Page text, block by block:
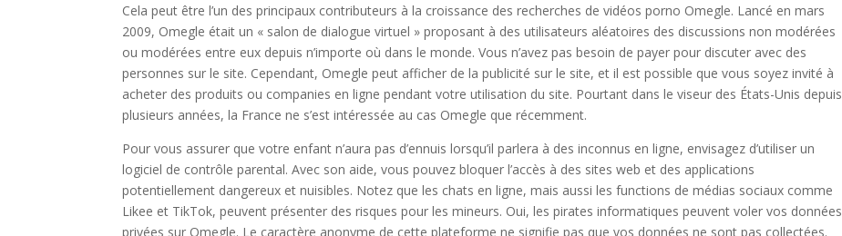
Cela peut être l’un des principaux contributeurs à la croissance des recherches de vidéos porno Omegle. Lancé en mars
2009, Omegle était un « salon de dialogue virtuel » proposant à des utilisateurs aléatoires des discussions non modérées
ou modérées entre eux depuis n’importe où dans le monde. Vous n’avez pas besoin de payer pour discuter avec des
personnes sur le site. Cependant, Omegle peut afficher de la publicité sur le site, et il est possible que vous soyez invité à
acheter des produits ou companies en ligne pendant votre utilisation du site. Pourtant dans le viseur des États-Unis depuis
plusieurs années, la France ne s’est intéressée au cas Omegle que récemment.
Pour vous assurer que votre enfant n’aura pas d’ennuis lorsqu’il parlera à des inconnus en ligne, envisagez d’utiliser un
logiciel de contrôle parental. Avec son aide, vous pouvez bloquer l’accès à des sites web et des applications
potentiellement dangereux et nuisibles. Notez que les chats en ligne, mais aussi les functions de médias sociaux comme
Likee et TikTok, peuvent présenter des risques pour les mineurs. Oui, les pirates informatiques peuvent voler vos données
privées sur Omegle. Le caractère anonyme de cette plateforme ne signifie pas que vos données ne sont pas collectées.